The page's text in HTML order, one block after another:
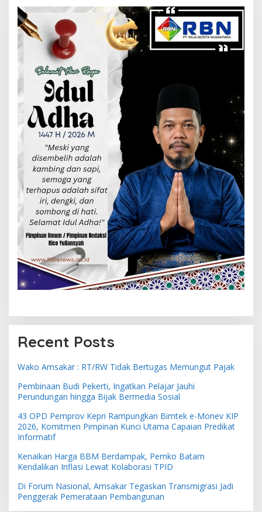
Recent Posts
Wako Amsakar : RT/RW Tidak Bertugas Memungut Pajak
Pembinaan Budi Pekerti, Ingatkan Pelajar Jauhi
Perundungan hingga Bijak Bermedia Sosial
43 OPD Pemprov Kepri Rampungkan Bimtek e-Monev KIP
2026, Komitmen Pimpinan Kunci Utama Capaian Predikat
Informatif
Kenaikan Harga BBM Berdampak, Pemko Batam
Kendalikan Inflasi Lewat Kolaborasi TPID
Di Forum Nasional, Amsakar Tegaskan Transmigrasi Jadi
Penggerak Pemerataan Pembangunan